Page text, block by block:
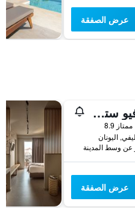
عرض الصفقة
زانتي فيو ستوديوز
ممتاز 8.9
عرض الصفقة